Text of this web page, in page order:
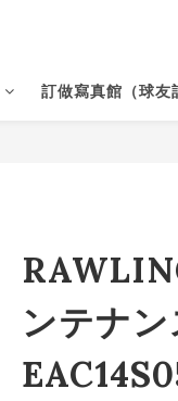
訂做寫真館（球友
ンテナ